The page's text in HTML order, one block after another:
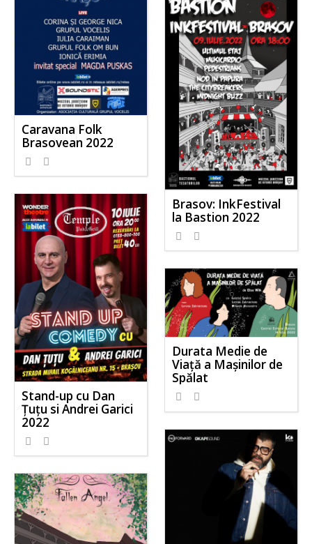
Caravana Folk
Brasovean 2022
Brasov: InkFestival
la Bastion 2022
Stand-up cu Dan
Țuțu si Andrei Garici
2022
Durata Medie de
Viață a Mașinilor de
Spălat